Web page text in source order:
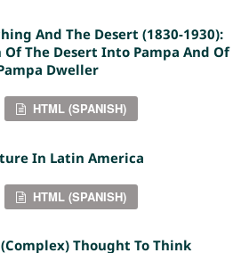
And The Desert (1830-1930):
The Desert Into Pampa And Of
Dweller
HTML (SPANISH)
In Latin America
HTML (SPANISH)
Thought To Think